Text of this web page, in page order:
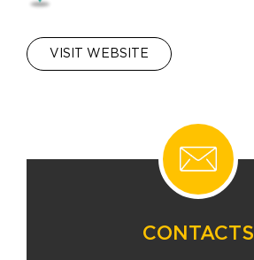
VISIT WEBSITE
CONTACTS